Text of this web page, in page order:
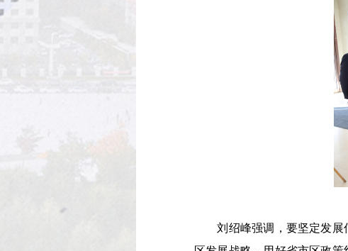
刘绍峰强调，要坚定发展信